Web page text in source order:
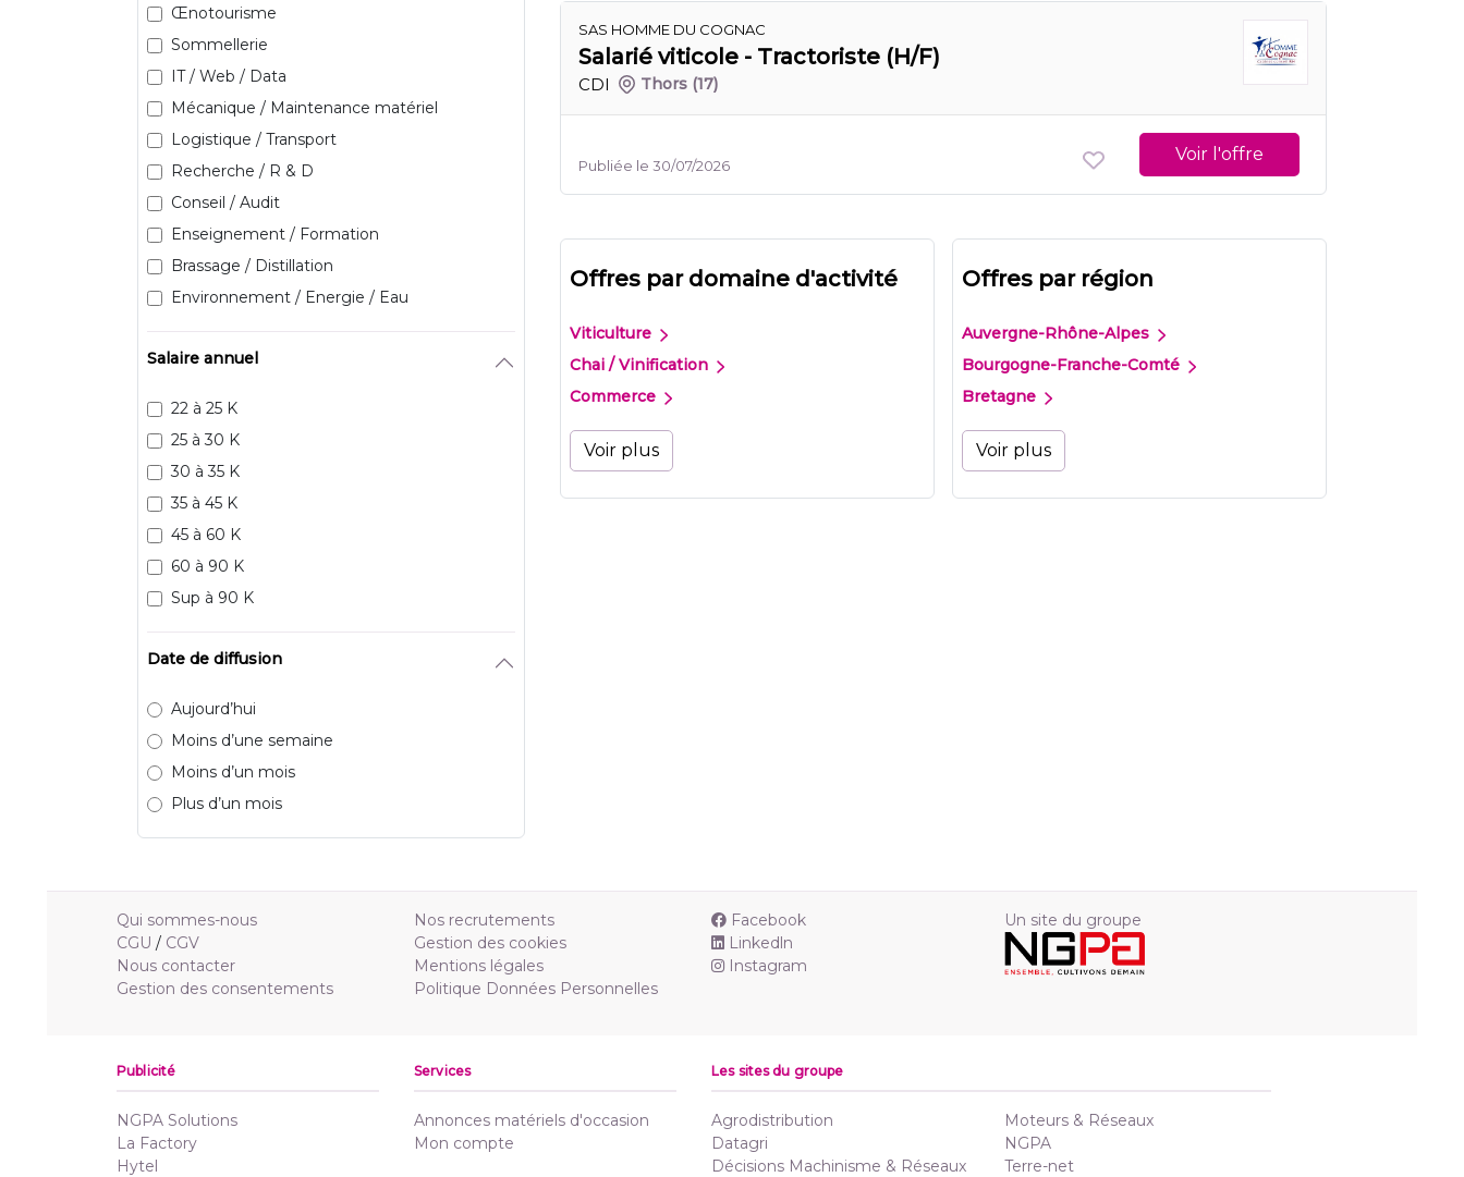
Œnotourisme
Sommellerie
IT / Web / Data
Mécanique / Maintenance matériel
Logistique / Transport
Recherche / R & D
Conseil / Audit
Enseignement / Formation
Brassage / Distillation
Environnement / Energie / Eau
Salaire annuel
22 à 25 K
25 à 30 K
30 à 35 K
35 à 45 K
45 à 60 K
60 à 90 K
Sup à 90 K
Date de diffusion
Aujourd’hui
Moins d’une semaine
Moins d’un mois
Plus d’un mois
SAS HOMME DU COGNAC
Salarié viticole - Tractoriste (H/F)
CDI Thors (17)
Publiée le 30/07/2026
Voir l'offre
Offres par domaine d'activité
Viticulture
Chai / Vinification
Commerce
Voir plus
Offres par région
Auvergne-Rhône-Alpes
Bourgogne-Franche-Comté
Bretagne
Voir plus
Qui sommes-nous
CGU / CGV
Nous contacter
Gestion des consentements
Nos recrutements
Gestion des cookies
Mentions légales
Politique Données Personnelles
Facebook
Linkedln
Instagram
Un site du groupe
Publicité
NGPA Solutions
La Factory
Hytel
Services
Annonces matériels d'occasion
Mon compte
Les sites du groupe
Agrodistribution
Datagri
Décisions Machinisme & Réseaux
Moteurs & Réseaux
NGPA
Terre-net